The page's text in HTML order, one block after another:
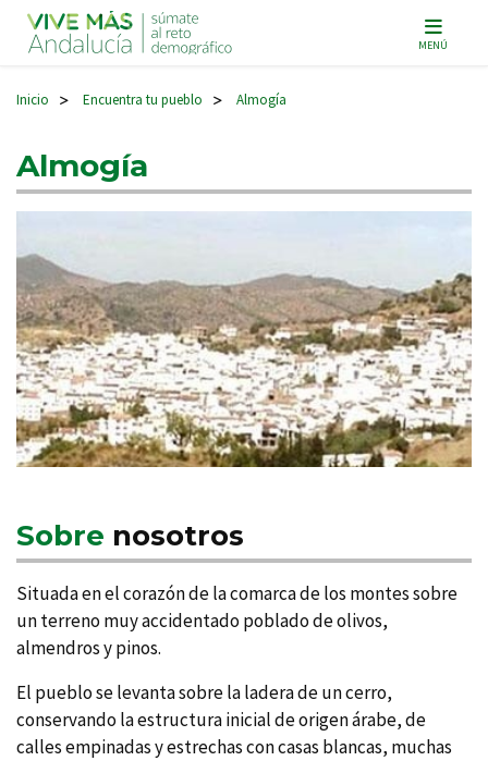
Navegación principal MENÚ
Inicio > Encuentra tu pueblo > Almogía
Almogía
Sobre nosotros
Situada en el corazón de la comarca de los montes sobre
un terreno muy accidentado poblado de olivos,
almendros y pinos.
El pueblo se levanta sobre la ladera de un cerro,
conservando la estructura inicial de origen árabe, de
calles empinadas y estrechas con casas blancas, muchas